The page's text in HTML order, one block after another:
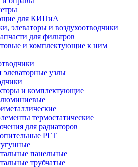
для КИПиА
элеваторы и воздухоотводчики
для фильтров
и комплектующие к ним
элеваторные узлы
и комплектующие
термостатические
для радиаторов
РГТ
панельные
трубчатые